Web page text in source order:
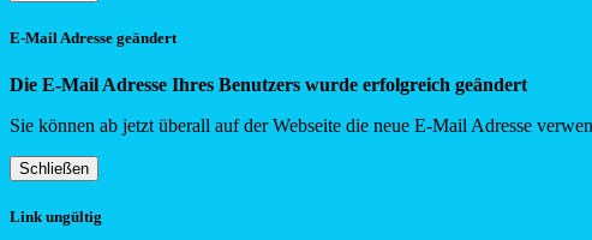
E-Mail Adresse geändert
Die E-Mail Adresse Ihres Benutzers wurde erfolgreich geändert
Sie können ab jetzt überall auf der Webseite die neue E-Mail Adresse
Schließen
Link ungültig